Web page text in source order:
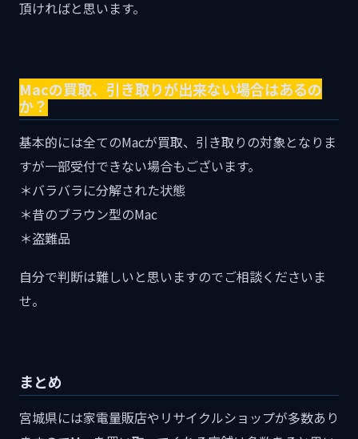
頂ければと思います。
Macの買取、引き取りが出来ない場合はあるの
か？
基本的には全てのMacが買取、引き取りの対象となりま
すが一部受付できない場合もございます。
＊バラバラに分解された状態
＊昔のブラウン型のMac
＊盗難品
自分で判断は難しいと思いますのでご相談くださいま
せ。
まとめ
宮城県には家電量販店やリサイクルショップが多数あり